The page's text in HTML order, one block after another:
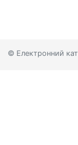
© Електронний